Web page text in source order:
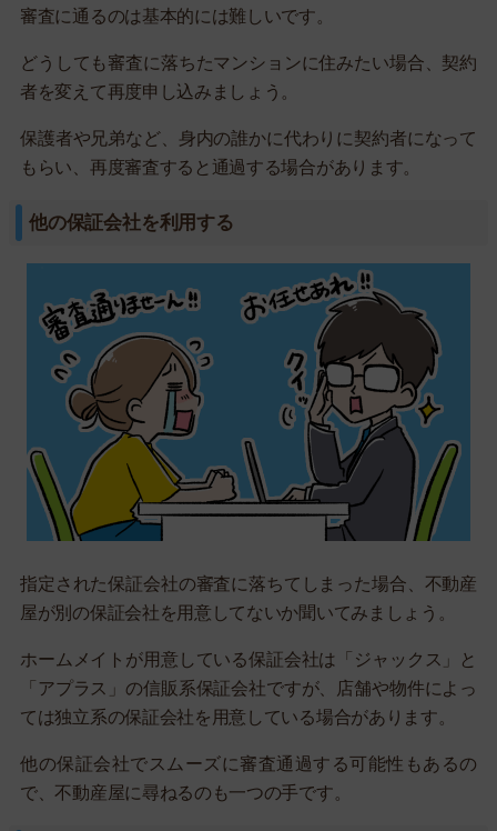
審査に通るのは基本的には難しいです。
どうしても審査に落ちたマンションに住みたい場合、契約
者を変えて再度申し込みましょう。
保護者や兄弟など、身内の誰かに代わりに契約者になって
もらい、再度審査すると通過する場合があります。
他の保証会社を利用する
指定された保証会社の審査に落ちてしまった場合、不動産
屋が別の保証会社を用意してないか聞いてみましょう。
ホームメイトが用意している保証会社は「ジャックス」と
「アプラス」の信販系保証会社ですが、店舗や物件によっ
ては独立系の保証会社を用意している場合があります。
他の保証会社でスムーズに審査通過する可能性もあるの
で、不動産屋に尋ねるのも一つの手です。